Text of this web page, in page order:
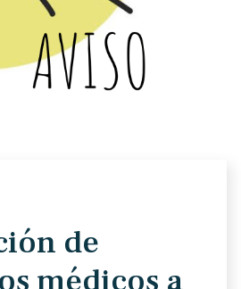
de